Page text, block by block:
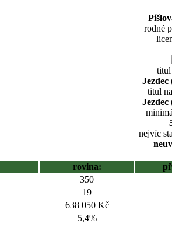
rodné
titul
Jezdec
titul
Jezdec
nejvíc
rovina:
350
19
638 050 Kč
5,4%